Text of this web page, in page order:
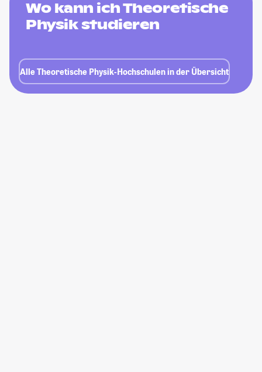
Wo kann ich Theoretische
Physik studieren
Alle Theoretische Physik-Hochschulen in der Übersicht